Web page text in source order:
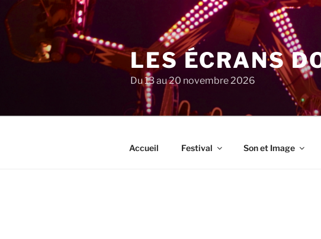
au
contenu
principal
LES ÉCRANS
Du 13 au 20 novembre 2026
Accueil Festival Son et Image